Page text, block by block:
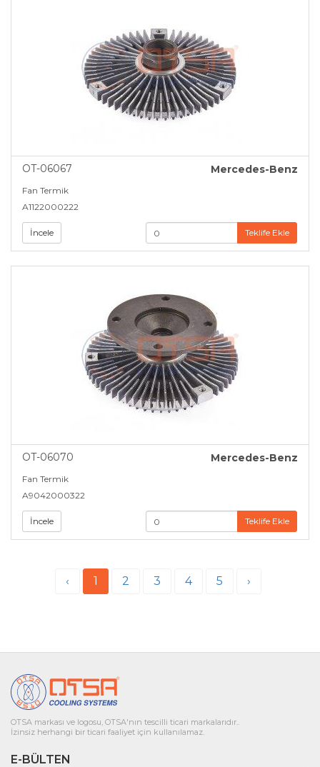
OT-06067 Mercedes-Benz
Fan Termik
A1122000222
İncele Teklife Ekle
OT-06070 Mercedes-Benz
Fan Termik
A9042000322
İncele Teklife Ekle
‹ 1 2 3 4 5 ›
OTSA markası ve logosu, OTSA'nın tescilli ticari markalarıdır..
İzinsiz herhangi bir ticari faaliyet için kullanılamaz.
E-BÜLTEN